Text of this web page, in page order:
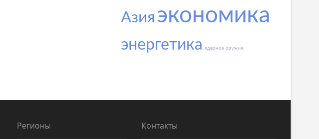
Азия экономика
энергетика ядерное оружие
Регионы Контакты